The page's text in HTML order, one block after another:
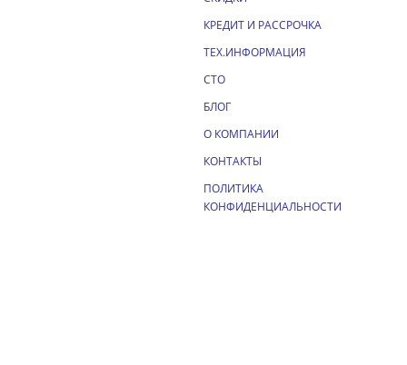
КРЕДИТ И РАССРОЧКА
ТЕХ.ИНФОРМАЦИЯ
СТО
БЛОГ
О КОМПАНИИ
КОНТАКТЫ
ПОЛИТИКА
КОНФИДЕНЦИАЛЬНОСТИ